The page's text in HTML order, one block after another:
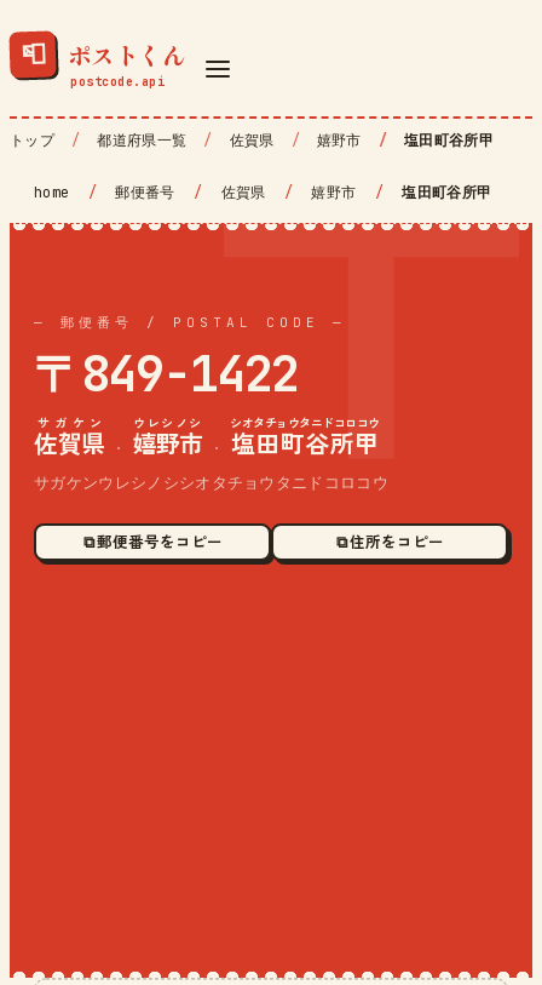
📮 ポストくん
トップ 都道府県一覧 佐賀県 嬉野市 塩田町谷所甲
home / 郵便番号 / 佐賀県 / 嬉野市 / 塩田町谷所甲
— 郵便番号 / POSTAL CODE —
〒849-1422
佐賀県
サガケン
· 嬉野市
ウレシノシ
· 塩田町谷所甲
シオタチョウタニドコロコウ
サガケンウレシノシシオタチョウタニドコロコウ
⧉ 郵便番号をコピー ⧉ 住所をコピー